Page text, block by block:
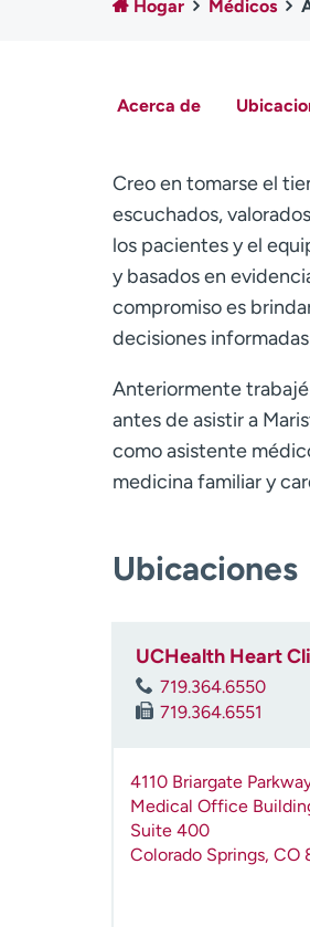
Hogar Médicos
Acerca de
Creo en tomarse el
escuchados,
los pacientes y el
y basados en
compromiso es
decisiones
Anteriormente
antes de asistir a
como asistente
medicina familiar y
Ubicaciones
UCHealth Heart
719.364.6550
719.364.6551
4110 Briargate
Medical Office
Suite 400
Colorado Springs, CO